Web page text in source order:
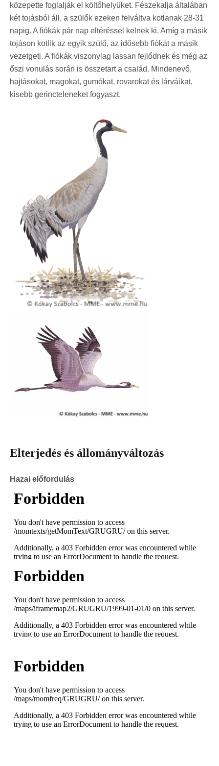
közepette foglalják el költőhelyüket. Fészekalja általában
két tojásból áll, a szülők ezeken felváltva kotlanak 28-31
napig. A fiókák pár nap eltéréssel kelnek ki. Amíg a másik
tojáson kotlik az egyik szülő, az idősebb fiókát a másik
vezetgeti. A fiókák viszonylag lassan fejlődnek és még az
őszi vonulás során is összetart a család. Mindenevő,
hajtásokat, magokat, gumókat, rovarokat és lárváikat,
kisebb gerincteleneket fogyaszt.
Elterjedés és állományváltozás
Hazai előfordulás